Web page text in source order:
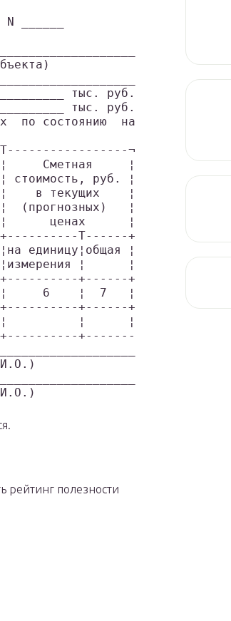
______
тыс. руб.
тыс. руб.
по состоянию  на
¬
Сметная     ¦
стоимость, руб. ¦
¦    в текущих    ¦
(прогнозных)   ¦
ценах      ¦
+----------T------+
¦
¦      ¦
+------+
6    ¦  7   ¦
+------+
¦      ¦
+-------
рейтинг полезности